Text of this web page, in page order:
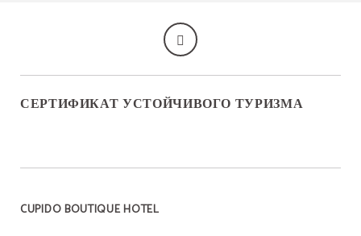
СЕРТИФИКАТ УСТОЙЧИВОГО ТУРИЗМА
CUPIDO BOUTIQUE HOTEL